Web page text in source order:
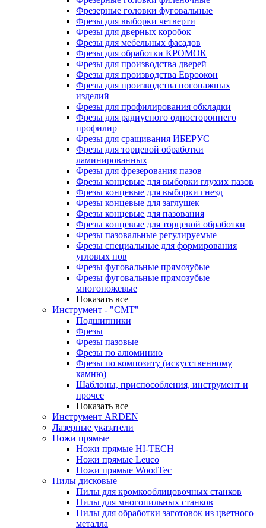
Фрезерные головки фуговальные
Фрезы для выборки четверти
Фрезы для дверных коробок
Фрезы для мебельных фасадов
Фрезы для обработки КРОМОК
Фрезы для производства дверей
Фрезы для производства Евроокон
Фрезы для производства погонажных
изделий
Фрезы для профилирования обкладки
Фрезы для радиусного одностороннего
профилир
Фрезы для сращивания ИБЕРУС
Фрезы для торцевой обработки
ламинированных
Фрезы для фрезерования пазов
Фрезы концевые для выборки глухих пазов
Фрезы концевые для выборки гнезд
Фрезы концевые для заглушек
Фрезы концевые для пазования
Фрезы концевые для торцевой обработки
Фрезы пазовальные регулируемые
Фрезы специальные для формирования
угловых пов
Фрезы фуговальные прямозубые
Фрезы фуговальные прямозубые
многоножевые
Показать все
Инструмент - "СМТ"
Подшипники
Фрезы
Фрезы пазовые
Фрезы по алюминию
Фрезы по композиту (искусственному
камню)
Шаблоны, приспособления, инструмент и
прочее
Показать все
Инструмент ARDEN
Лазерные указатели
Ножи прямые
Ножи прямые HI-TECH
Ножи прямые Leuco
Ножи прямые WoodTec
Пилы дисковые
Пилы для кромкооблицовочных станков
Пилы для многопильных станков
Пилы для обработки заготовок из цветного
металла